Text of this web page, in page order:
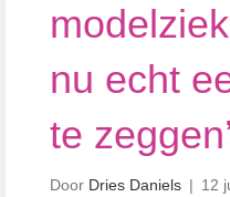
nu echt
te
Door Dries Daniels | 12